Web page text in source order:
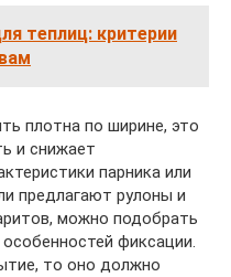
теплиц: критерии
плотна по ширине, это
и снижает
парника или
предлагают рулоны и
можно подобрать
фиксации.
то оно должно